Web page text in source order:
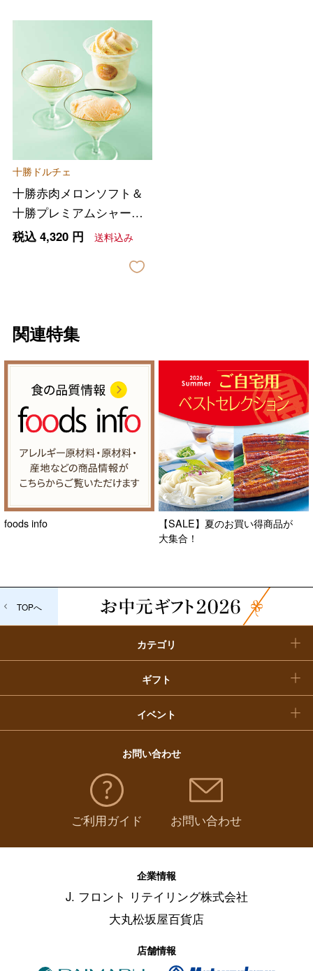
十勝ドルチェ
十勝赤肉メロンソフト＆
十勝プレミアムシャーベ
ット
税込 4,320円 送料込み
関連特集
foods info
【SALE】夏のお買い得商品が
大集合！
TOPへ
カテゴリ
フード＆スイーツ
ビューティー
ファッション
ホーム＆インテリア
ベビー＆キッズ
ギフト
大丸・松坂屋のギフト
出産内祝い
結婚内祝い
お香典返し
快気祝い
イベント
ホワイトデー
お中元
敬老の日
お歳暮
クリスマスケーキ
福袋
お問い合わせ
ご利用ガイド お問い合わせ
企業情報
J. フロント リテイリング株式会社
大丸松坂屋百貨店
店舗情報